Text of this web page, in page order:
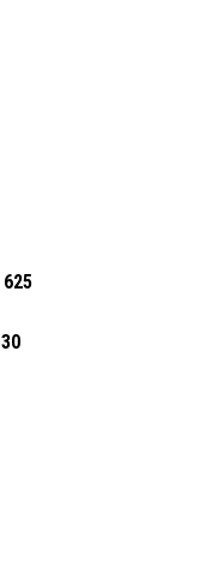
625
30